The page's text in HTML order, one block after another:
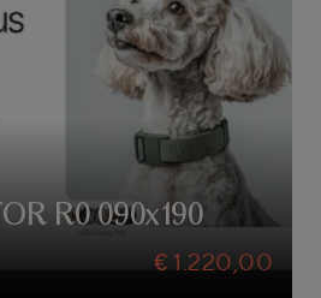
R0 090x190
€ 1.220,00